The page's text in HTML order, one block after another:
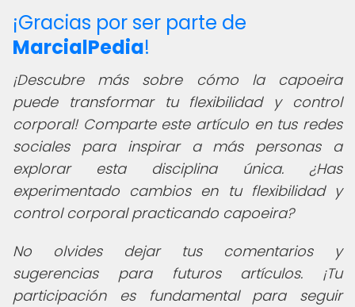
¡Gracias por ser parte de
MarcialPedia!
¡Descubre más sobre cómo la capoeira
puede transformar tu flexibilidad y control
corporal! Comparte este artículo en tus redes
sociales para inspirar a más personas a
explorar esta disciplina única. ¿Has
experimentado cambios en tu flexibilidad y
control corporal practicando capoeira?
No olvides dejar tus comentarios y
sugerencias para futuros artículos. ¡Tu
participación es fundamental para seguir